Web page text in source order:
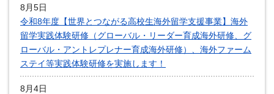
8月5日
令和8年度【世界とつながる高校生海外留学支援事業】海外
留学実践体験研修（グローバル・リーダー育成海外研修、グ
ローバル・アントレプレナー育成海外研修）、海外ファーム
ステイ等実践体験研修を実施します！
8月4日